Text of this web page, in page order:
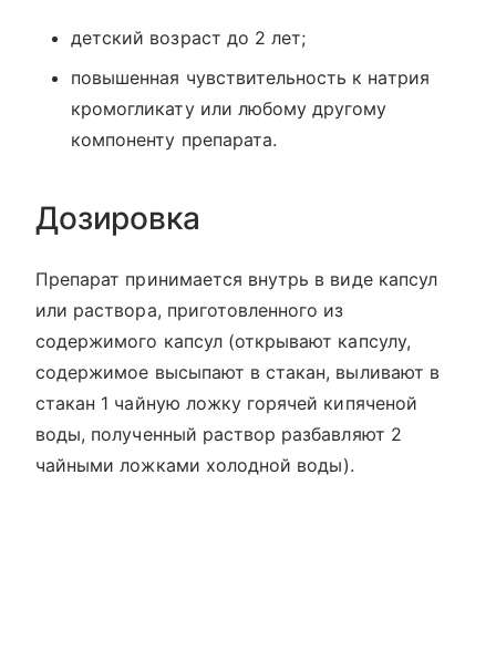
детский возраст до 2 лет;
повышенная чувствительность к натрия
кромогликату или любому другому
компоненту препарата.
Дозировка
Препарат принимается внутрь в виде капсул
или раствора, приготовленного из
содержимого капсул (открывают капсулу,
содержимое высыпают в стакан, выливают в
стакан 1 чайную ложку горячей кипяченой
воды, полученный раствор разбавляют 2
чайными ложками холодной воды).